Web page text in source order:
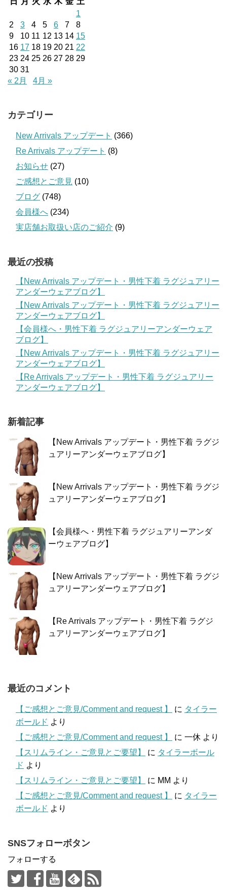
1
2
3 4 5 6 7
8
9
10 11 12 13 14 15
16 17 18 19 20 21 22
23 24 25 26 27 28 29
30 31
« 2月
4月 »
カテゴリー
New Arrivals アップデート (366)
Re Arrivals アップデート (8)
お知らせ (27)
ご感想とご意見 (10)
ブログ (748)
会員様へ (234)
実店舗お取扱い店のご紹介 (9)
最近の投稿
【New Arrivals アップデート・男性下着 ラグジュアリー
アンダーウェアブログ】
【New Arrivals アップデート・男性下着 ラグジュアリー
アンダーウェアブログ】
【会員様へ・男性下着 ラグジュアリーアンダーウェア
ブログ】
【New Arrivals アップデート・男性下着 ラグジュアリー
アンダーウェアブログ】
【Re Arrivals アップデート・男性下着 ラグジュアリー
アンダーウェアブログ】
新着記事
【New Arrivals アップデート・男性下着 ラグジ
ュアリーアンダーウェアブログ】
【New Arrivals アップデート・男性下着 ラグジ
ュアリーアンダーウェアブログ】
【会員様へ・男性下着 ラグジュアリーアンダ
ーウェアブログ】
【New Arrivals アップデート・男性下着 ラグジ
ュアリーアンダーウェアブログ】
【Re Arrivals アップデート・男性下着 ラグジ
ュアリーアンダーウェアブログ】
最近のコメント
【ご感想とご意見/Comment and request 】 に タイラー
ボールド より
【ご感想とご意見/Comment and request 】
に 一休 より
【スリムライン・ご意見とご要望】
に タイラーボール
ド より
【スリムライン・ご意見とご要望】
に MM より
【ご感想とご意見/Comment and request 】
に タイラー
ボールド より
SNSフォローボタン
フォローする